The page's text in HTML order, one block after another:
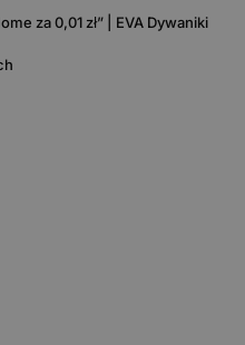
za 0,01 zł” | EVA Dywaniki